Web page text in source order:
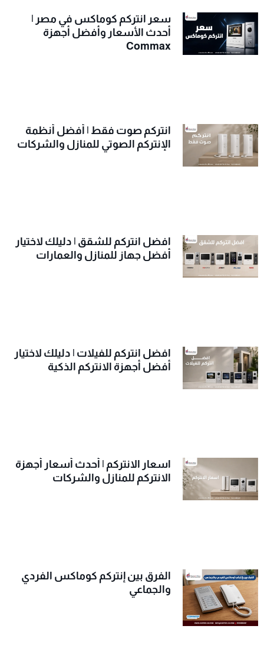
سعر انتركم كوماكس في مصر |
أحدث الأسعار وأفضل أجهزة
Commax
انتركم صوت فقط | أفضل أنظمة
الإنتركم الصوتي للمنازل والشركات
افضل انتركم للشقق | دليلك لاختيار
أفضل جهاز للمنازل والعمارات
افضل انتركم للفيلات | دليلك لاختيار
أفضل أجهزة الانتركم الذكية
اسعار الانتركم | أحدث أسعار أجهزة
الانتركم للمنازل والشركات
الفرق بين إنتركم كوماكس الفردي
والجماعي